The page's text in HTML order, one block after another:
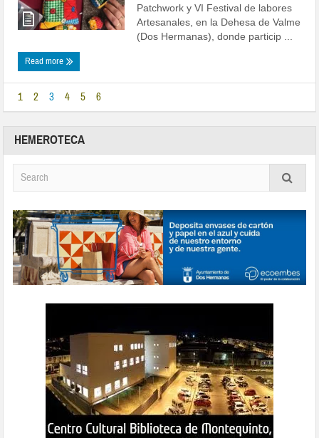
Patchwork y VI Festival de labores
Artesanales, en la Dehesa de Valme
(Dos Hermanas), donde particip ...
Read more
1 2 3 4 5 6
HEMEROTECA